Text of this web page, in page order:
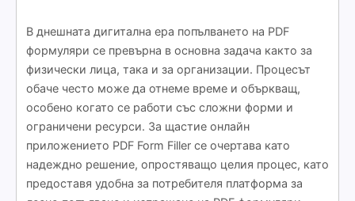
В днешната дигитална ера попълването на PDF
формуляри се превърна в основна задача както за
физически лица, така и за организации. Процесът
обаче често може да отнеме време и объркващ,
особено когато се работи със сложни форми и
ограничени ресурси. За щастие онлайн
приложението PDF Form Filler се очертава като
надеждно решение, опростяващо целия процес, като
предоставя удобна за потребителя платформа за